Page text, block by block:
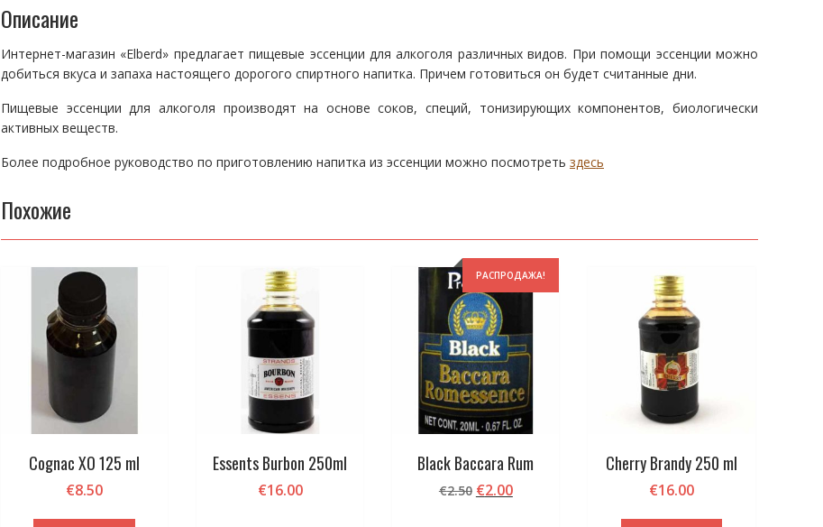
Описание
Интернет-магазин «Elberd» предлагает пищевые эссенции для алкоголя различных видов. При помощи эссенции можно
добиться вкуса и запаха настоящего дорогого спиртного напитка. Причем готовиться он будет считанные дни.
Пищевые эссенции для алкоголя производят на основе соков, специй, тонизирующих компонентов, биологически
активных веществ.
Более подробное руководство по приготовлению напитка из эссенции можно посмотреть здесь
Похожие
Cognac XO 125 ml
€8.50
Essents Burbon 250ml
€16.00
РАСПРОДАЖА!
Black Baccara Rum
€2.50 Первоначальная
€2.00Текущая
Cherry Brandy 250 ml
€16.00